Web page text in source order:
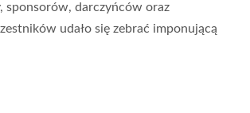
sponsorów, darczyńców oraz
udało się zebrać imponującą